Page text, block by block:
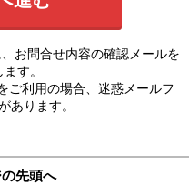
お問合せ内容の確認メールを
す。
ご利用の場合、迷惑メールフ
あります。
先頭へ